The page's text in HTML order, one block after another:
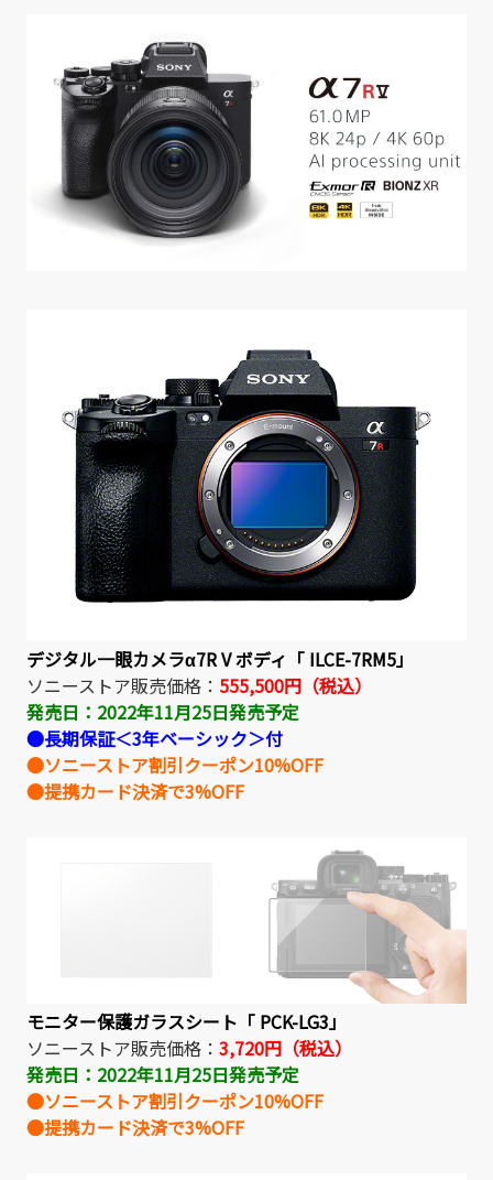
デジタル一眼カメラα7R V ボディ「 ILCE-7RM5」
ソニーストア販売価格： 555,500円（税込）
発売日：2022年11月25日発売予定
●長期保証＜3年ベーシック＞付
●ソニーストア割引クーポン10%OFF
●提携カード決済で3%OFF
モニター保護ガラスシート「 PCK-LG3」
ソニーストア販売価格： 3,720円（税込）
発売日：2022年11月25日発売予定
●ソニーストア割引クーポン10%OFF
●提携カード決済で3%OFF